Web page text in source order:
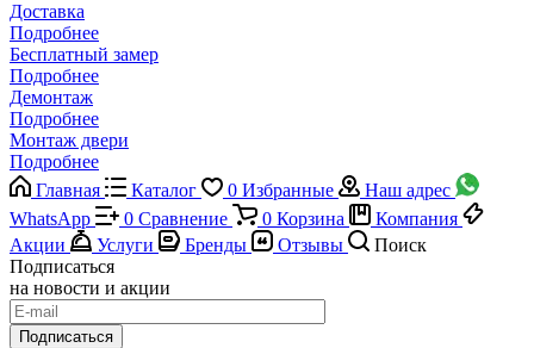
Доставка
Подробнее
Бесплатный замер
Подробнее
Демонтаж
Подробнее
Монтаж двери
Подробнее
Главная
Каталог 0 Избранные
Наш адрес
WhatsApp
0 Сравнение 0 Корзина
Компания
Акции
Услуги Бренды Отзывы
Поиск
Подписаться
на новости и акции
Подписаться